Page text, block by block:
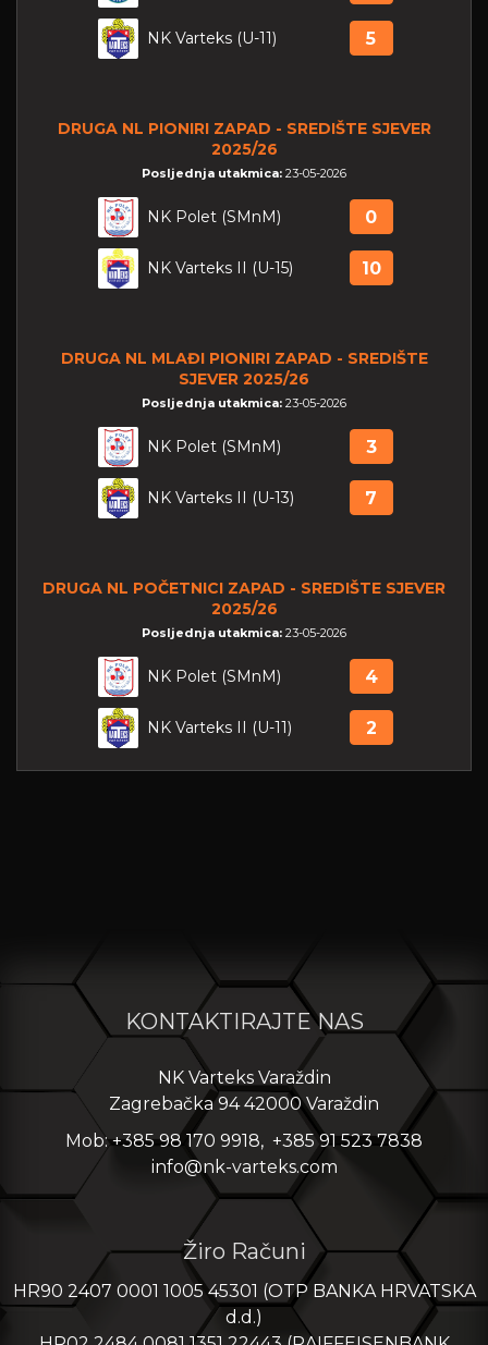
NK Varteks (U-11) 5
DRUGA NL PIONIRI ZAPAD - SREDIŠTE SJEVER
2025/26
Posljednja utakmica: 23-05-2026
NK Polet (SMnM) 0
NK Varteks II (U-15) 10
DRUGA NL MLAĐI PIONIRI ZAPAD - SREDIŠTE
SJEVER 2025/26
Posljednja utakmica: 23-05-2026
NK Polet (SMnM) 3
NK Varteks II (U-13) 7
DRUGA NL POČETNICI ZAPAD - SREDIŠTE SJEVER
2025/26
Posljednja utakmica: 23-05-2026
NK Polet (SMnM) 4
NK Varteks II (U-11) 2
KONTAKTIRAJTE NAS
NK Varteks Varaždin
Zagrebačka 94 42000 Varaždin
Mob: +385 98 170 9918, +385 91 523 7838
info@nk-varteks.com
Žiro Računi
HR90 2407 0001 1005 45301 (OTP BANKA HRVATSKA
d.d.)